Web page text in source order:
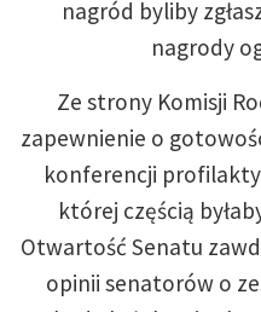
nagród byliby
nagrody
Ze strony Komisji
zapewnienie o
konferencji
której częścią
Otwartość Senatu
opinii senatorów o